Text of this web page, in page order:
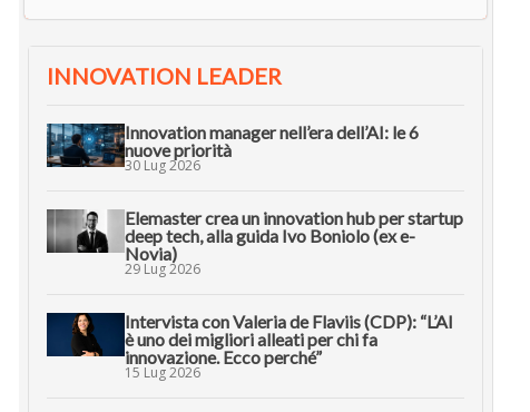
INNOVATION LEADER
Innovation manager nell’era dell’AI: le 6
nuove priorità
30 Lug 2026
Elemaster crea un innovation hub per startup
deep tech, alla guida Ivo Boniolo (ex e-
Novia)
29 Lug 2026
Intervista con Valeria de Flaviis (CDP): “L’AI
è uno dei migliori alleati per chi fa
innovazione. Ecco perché”
15 Lug 2026